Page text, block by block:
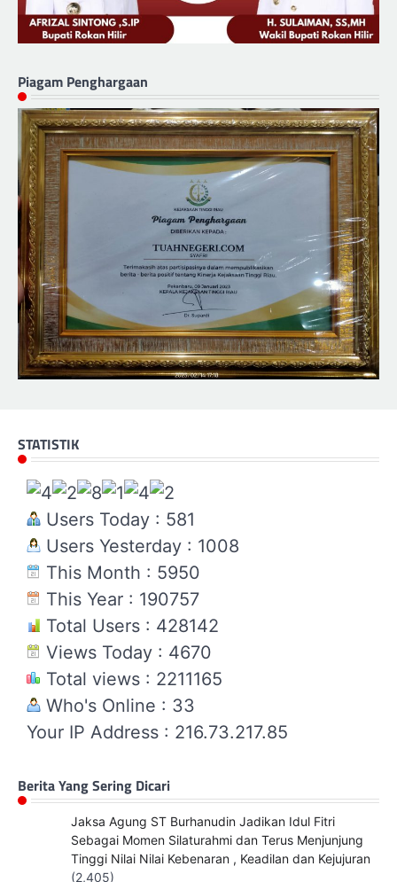
Piagam Penghargaan
STATISTIK
Users Today : 581
Users Yesterday : 1008
This Month : 5950
This Year : 190757
Total Users : 428142
Views Today : 4670
Total views : 2211165
Who's Online : 33
Your IP Address : 216.73.217.85
Berita Yang Sering Dicari
Jaksa Agung ST Burhanudin Jadikan Idul Fitri
Sebagai Momen Silaturahmi dan Terus Menjunjung
Tinggi Nilai Nilai Kebenaran , Keadilan dan Kejujuran
(2,405)